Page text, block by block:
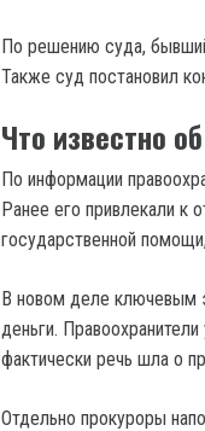
По решению суда,
Также суд постановил
Что известно
По информации
Ранее его привлекали к
государственной
В новом деле ключевым
деньги.
фактически речь шла о
Отдельно прокуроры